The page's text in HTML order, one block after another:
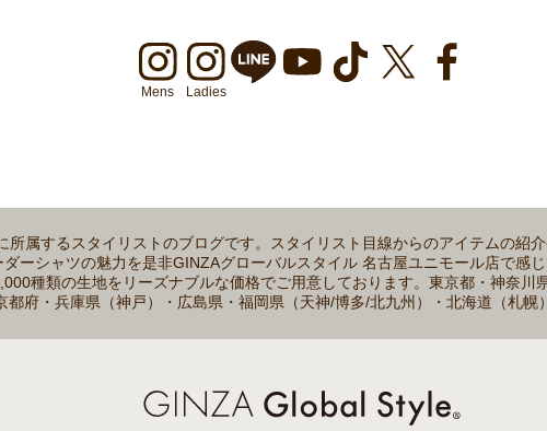
Mens Ladies
属するスタイリストのブログです。スタイリスト目線からのアイテムの紹
ーシャツの魅力を是非GINZAグローバルスタイル 名古屋ユニモール店で感
種類の生地をリーズナブルな価格でご用意しております。東京都・神奈
都府・兵庫県（神戸）・広島県・福岡県（天神/博多/北九州）・北海道（札